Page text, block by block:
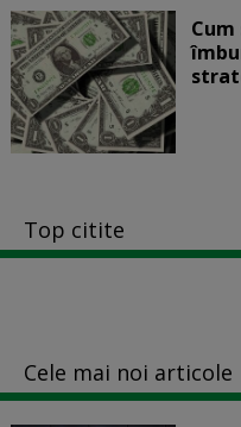
Top citite
Cele mai noi articole